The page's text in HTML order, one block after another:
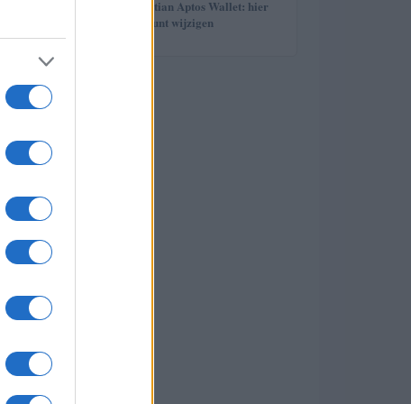
5
Wachtwoord Martian Aptos Wallet: hier
leest u hoe u het kunt wijzigen